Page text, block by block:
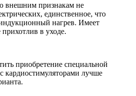
внешним признакам не
единственное, что
нагрев. Имеет
в уходе.
приобретение специальной
кардиостимуляторами лучше